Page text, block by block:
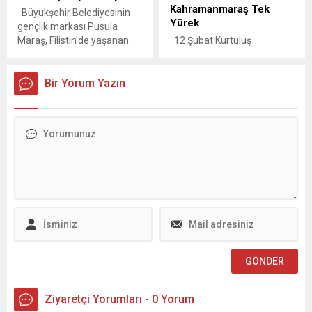
Büyükşehir Belediyesinin
gençlik markası Pusula
Maraş, Filistin’de yaşanan
atölye çalışması
düzenleyecek. 7 Ekim Salı
günü gerçekleştirilecek
Büyükşehir’in internet
faaliyetlerini Pusula Maraş
Kahramanmaraş Tek
Yürek
12 Şubat Kurtuluş
bir coşku ve gururla kutlandı.
Kahramanmaraş, tarih
Bir Yorum Yazın
Ziyaretçi Yorumları - 0 Yorum